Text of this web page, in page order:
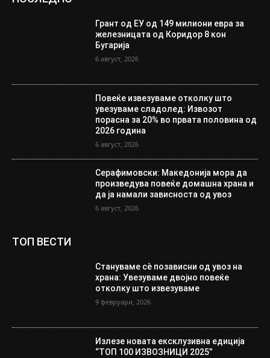
Грант од ЕУ од 149 милиони евра за
железницата од Коридор 8 кон
Бугарија
6 август, 2026
Повеќе извезуваме отколку што
увезуваме сладолед: Извозот
порасна за 20% во првата половина од
2026 година
6 август, 2026
Серафимовски: Македонија мора да
произведува повеќе домашна храна и
да ја намали зависноста од увоз
6 август, 2026
ТОП ВЕСТИ
Стануваме сè позависни од увоз на
храна: Увезуваме двојно повеќе
отколку што извезуваме
9 февруари, 2026
Излезе новата ексклузивна едиција
“ТОП 100 ИЗВОЗНИЦИ 2025”